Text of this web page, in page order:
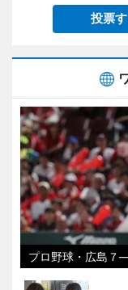
投票
プロ野球・広島７